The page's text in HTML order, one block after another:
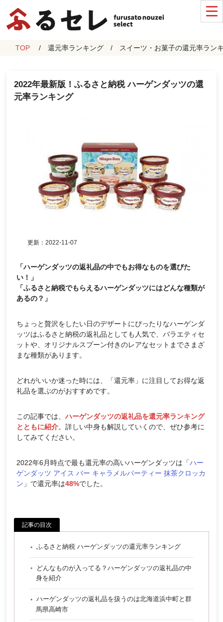
TOP 還元率ランキング スイーツ・お菓子の還元率ラン
2022年最新版！ふるさと納税 ハーゲンダッツの還
元率ランキング
更新：2022-11-07
「ハーゲンダッツの返礼品の中でもお得なものを選びた
い！」
「ふるさと納税でもらえるハーゲンダッツにはどんな種類が
あるの？」
ちょっと贅沢をしたい日のデザートにぴったりなハーゲンダ
ッツはふるさと納税の返礼品としても人気で、バラエティセ
ットや、オリジナルスプーン付きのレアなセットまでさまざ
まな種類があります。
どれがいいか迷った時には、「還元率」に注目してお得な返
礼品を選ぶのがおすすめです。
この記事では、ハーゲンダッツの返礼品を還元率ランキング
とともに紹介。詳しい中身も解説していくので、ぜひ参考に
してみてください。
2022年6月時点で最も還元率の高いハーゲンダッツは「ハー
ゲンダッツ アイス バー キャラメルパーティー 抹茶クロッカ
ン 」で還元率は48%でした。
記事の目次
ふるさと納税 ハーゲンダッツの還元率ランキング
どんなものが入ってる？ハーゲンダッツの返礼品の中
身を紹介
ハーゲンダッツの返礼品を扱うのは北海道浜中町と群
馬県高崎市